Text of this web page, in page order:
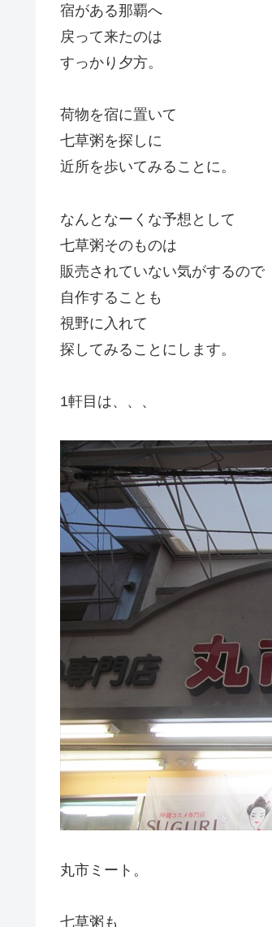
宿がある那覇へ
戻って来たのは
すっかり夕方。
荷物を宿に置いて
七草粥を探しに
近所を歩いてみることに。
なんとなーくな予想として
七草粥そのものは
販売されていない気がするので
自作することも
視野に入れて
探してみることにします。
1軒目は、、、
丸市ミート。
七草粥も